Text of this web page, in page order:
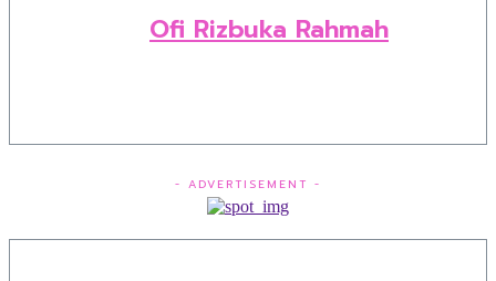
Ofi Rizbuka Rahmah
- ADVERTISEMENT -